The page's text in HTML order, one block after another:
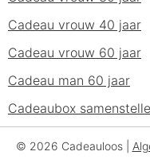
Cadeau vrouw 40 jaar
Cadeau vrouw 60 jaar
Cadeau man 60 jaar
Cadeaubox
© 2026 Cadeauloos |